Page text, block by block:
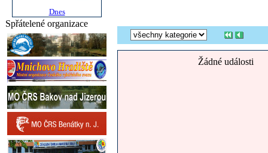
Dnes
Spřátelené organizace
Žádné události